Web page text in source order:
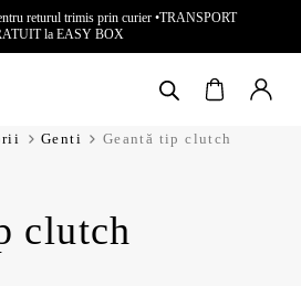
returul trimis prin curier •TRANSPORT
la EASY BOX
Genti
Geantă tip clutch
clutch